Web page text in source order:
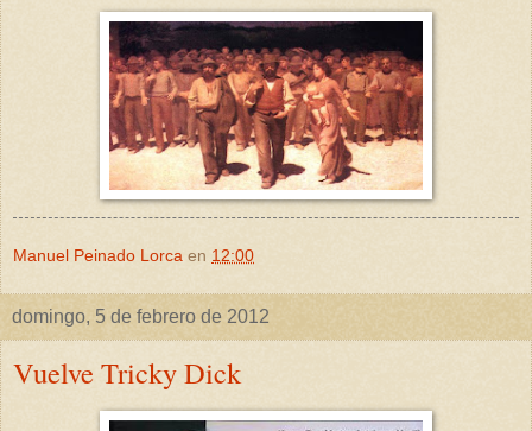
Manuel Peinado Lorca en 12:00
domingo, 5 de febrero de 2012
Vuelve Tricky Dick